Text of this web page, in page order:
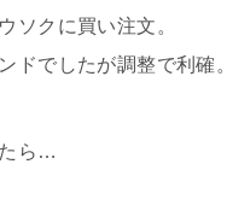
ソクに買い注文。
ドでしたが調整で利確。
ら…